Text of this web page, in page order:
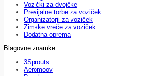
Vozički za dvojčke
Previjalne torbe za voziček
Organizatorji za voziček
Zimske vreče za voziček
Dodatna oprema
Blagovne znamke
3Sprouts
Aeromoov